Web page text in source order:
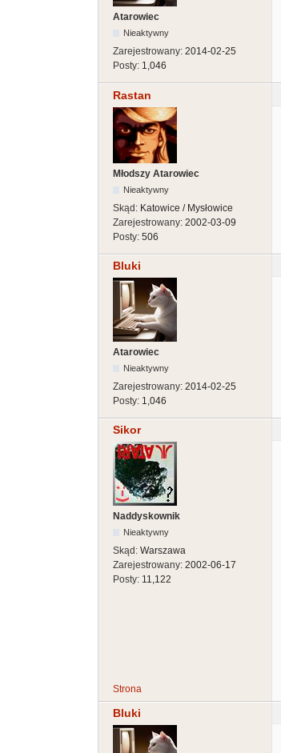
Atarowiec
Nieaktywny
Zarejestrowany: 2014-02-25
Posty: 1,046
Rastan
Młodszy Atarowiec
Nieaktywny
Skąd: Katowice / Mysłowice
Zarejestrowany: 2002-03-09
Posty: 506
Bluki
Atarowiec
Nieaktywny
Zarejestrowany: 2014-02-25
Posty: 1,046
Sikor
Naddyskownik
Nieaktywny
Skąd: Warszawa
Zarejestrowany: 2002-06-17
Posty: 11,122
Strona
Bluki